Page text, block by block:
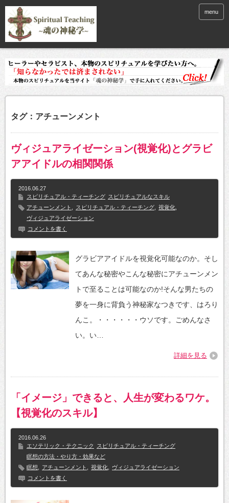
menu
タグ：アチューンメント
ヴィジュアライゼーション(視覚化)とグラビ
アアイドルの相関関係
2016.06.27
スピリチュアル・ティーチング スピリチュアルなスキル
アチューンメント
スピリチュアル・ティーチング 視覚化
ヴィジュアライゼーション
コメントを書く
グラビアアイドルを視覚化可能なのか。そし
てあんな秘密やこんな秘密にアチューンメン
トで至ることは可能なのか!そんな男たちの
夢を一身に背負う神秘家なつきです、はろり
んこ。・・・・・・ウソです。ごめんなさ
い。い…
詳細を見る
「イメージ」できると、人生が変わるワケ。
【視覚化のスキル】
2016.06.26
エソテリック・テクニック
スピリチュアル・ティーチング
瞑想の方法・やり方・効果など
瞑想
アチューンメント 視覚化
ヴィジュアライゼーション
コメントを書く